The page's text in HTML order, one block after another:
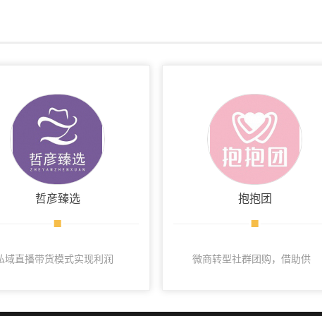
哲彦臻选
域直播带货模式实现利润
抱抱团
微商转型社群团购，借助供